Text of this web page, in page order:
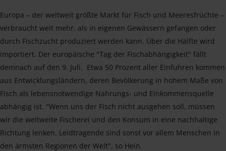
Europa – der weltweit größte Markt für Fisch und Meeresfrüchte –
verbraucht weit mehr, als in eigenen Gewässern gefangen oder
durch Fischzucht produziert werden kann. Über die Hälfte wird
importiert. Der europäische "Tag der Fischabhängigkeit" fällt
demnach auf den 9. Juli. Etwa 50 Prozent aller Einfuhren kommen
aus Entwicklungsländern, deren Bevölkerung in hohem Maße von
Fisch als lebensnotwendige Nahrungs- und Einkommensquelle
abhängig ist. "Wenn uns der Fisch nicht ausgehen soll, müssen
wir die weltweite Fischerei und den Konsum in eine nachhaltige
Richtung lenken. Leidtragende sind sonst vor allem Menschen in
den ärmsten Regionen der Welt", so Hein.